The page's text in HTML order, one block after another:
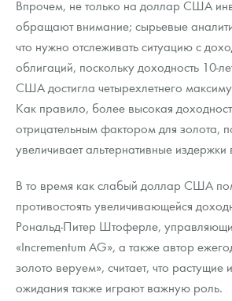
Впрочем, не только на доллар США
обращают внимание; сырьевые
что нужно отслеживать ситуацию с
облигаций, поскольку доходность 10-
США достигла четырехлетнего
Как правило, более высокая
отрицательным фактором для золота,
увеличивает альтернативные
В то время как слабый доллар США
противостоять увеличивающейся
Рональд-Питер Штоферле,
«Incrementum AG», а также автор
золото веруем», считает, что
ожидания также играют важную роль.